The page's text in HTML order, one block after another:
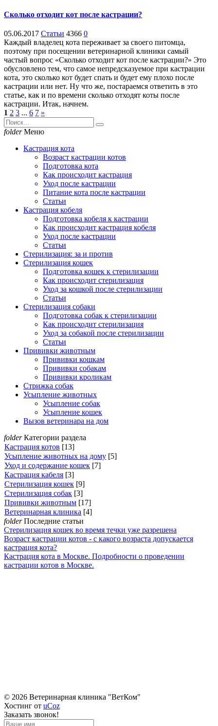
Сколько отходит кот после кастрации?
05.06.2017 Статьи 4366 0
Каждый владелец кота переживает за своего питомца,
поэтому при посещении ветеринарной клиники самый
частый вопрос «Сколько отходит кот после кастрации?» Это
обусловлено тем, что самое непредсказуемое при кастрации
кота, это сколько кот будет спать и будет ему плохо после
кастрации или нет. Ну что же, постараемся ответить в это
статье, как и по времени сколько отходят коты после
кастрации. Итак, начнем.
1 2 3 ... 6 7 »
folderМеню
Кастрация кота
Возраст кастрации котов
Подготовка кота
Как происходит кастрация
Уход после кастрации
Питание кота после кастрации
Статьи
Кастрация кобеля
Подготовка кобеля к кастрации
Как происходит кастрация кобеля
Уход после кастрации
Статьи
Стерилизация: за и против
Стерилизация кошек
Подготовка кошек к стерилизации
Как происходит стерилизация
Уход за кошкой после стерилизации
Статьи
Стерилизация собаки
Подготовка собак к стерилизации
Как происходит стерилизация
Уход за собакой после стерилизации
Статьи
Прививки животным
Прививки кошкам
Прививки собакам
Прививки кроликам
Стрижка собак
Усыпление животных
Усыпление собак
Усыпление кошек
Вызов ветеринара на дом
folderКатегории раздела
Кастрация котов [13]
Усыпление животных на дому [5]
Уход и содержание кошек [7]
Кастрация кабеля [3]
Стерилизация кошек [9]
Стерилизация собак [3]
Прививки животным [17]
Ветеринарная клиника [4]
folderПоследние статьи
Стерилизация кошек во время течки уже разрешена
Возраст кастрации котов - с какого возраста допускается
кастрация кота?
Кастрация кота в Москве. Подробности о проведении
кастрации котов в Москве.
© 2026 Ветеринарная клиника "ВетКом"
Хостинг от uCoz
Заказать звонок!